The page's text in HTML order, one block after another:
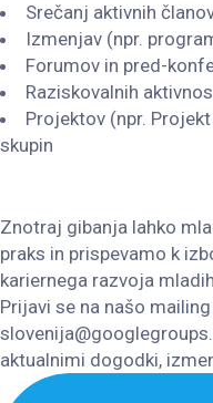
Srečanj aktivnih
Izmenjav (npr.
Forumov in pred-
Raziskovalnih
Projektov (npr.
skupin
Znotraj gibanja lahko
praks in prispevamo k
kariernega razvoja
Prijavi se na našo
aktualnimi dogodki,